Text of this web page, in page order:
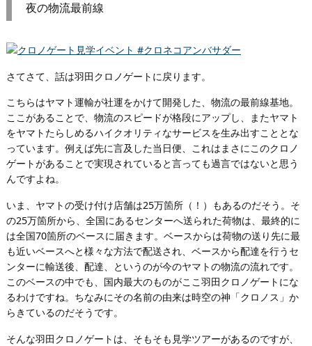
夜の物流最前線
さてさて、話は羽田クロノゲートに戻ります。
こちらはヤマト運輸が社運をかけて開発した、物流の最前線基地。
ここがあることで、物流のスピードが格段にアップし、またヤマト
をヤマトたらしめるハイクオリティなサービスを生み出すこととな
っています。例えば先に言及した当日便、これはまさにこのクロノ
ゲートがあることで実現されていると言っても過言ではないと思う
んですよね。
いま、ヤマトの受け付け店舗は25万箇所（！）もあるのだそう。そ
の25万箇所から、全国にあるセンターへ送られた荷物は、最終的に
は全国70箇所のベースに届きます。ベースからは荷物の送り先に最
も近いベースへと様々な方法で配送され、ベースから配達を行うセ
ンターに輸送後、配達、というのが今のヤマトの物流の流れです。
このベースの中でも、国内最大のものがここ羽田クロノゲートにな
るわけですね。ちなみにその名前の由来は時空の神「クロノス」か
らきているのだそうです。
そんな羽田クロノゲートは、そもそも見学ツアーがあるのですが、